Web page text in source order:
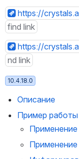
https://
find link
https://
nd link
10.4.18.0
Описание
Пример работы